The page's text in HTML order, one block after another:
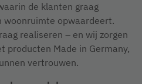
de klanten graag
woonruimte opwaardeert.
realiseren – en wij zorgen
producten Made in Germany,
vertrouwen.